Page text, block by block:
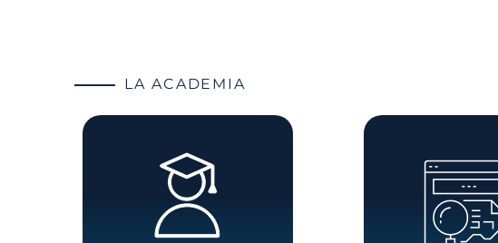
LA ACADEMIA